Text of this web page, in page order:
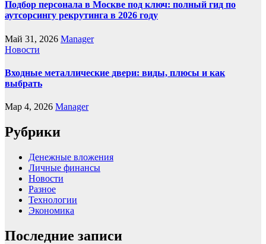
Подбор персонала в Москве под ключ: полный гид по
аутсорсингу рекрутинга в 2026 году
Май 31, 2026 Manager
Новости
Входные металлические двери: виды, плюсы и как
выбрать
Мар 4, 2026 Manager
Рубрики
Денежные вложения
Личные финансы
Новости
Разное
Технологии
Экономика
Последние записи